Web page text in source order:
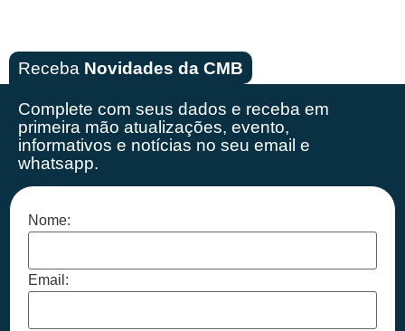
Receba Novidades da CMB
Complete com seus dados e receba em
primeira mão atualizações, evento,
informativos e notícias no seu email e
whatsapp.
Nome:
Email: